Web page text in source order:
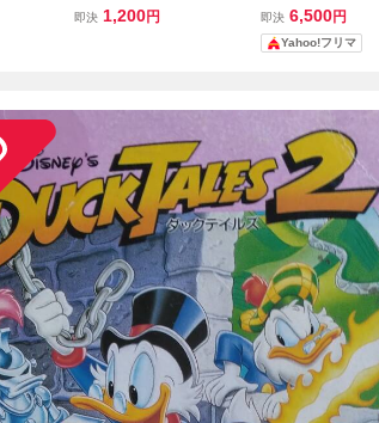
箱
スタリオン 箱・説明書付
即決 1,200円
ファミコンソフト
書付き
即決 6,500円
Yahoo!フリマ